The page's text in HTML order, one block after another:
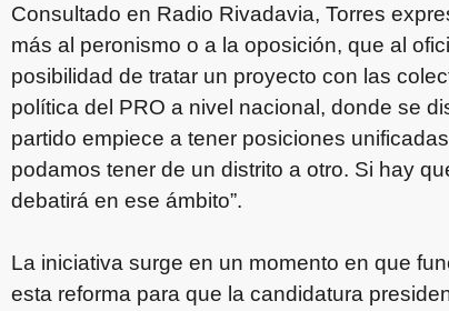
Consultado en Radio Rivadavia, Torres
más al peronismo o a la oposición, que al
posibilidad de tratar un proyecto con las
política del PRO a nivel nacional, donde se
partido empiece a tener posiciones
podamos tener de un distrito a otro. Si hay
debatirá en ese ámbito”.
La iniciativa surge en un momento en que
esta reforma para que la candidatura